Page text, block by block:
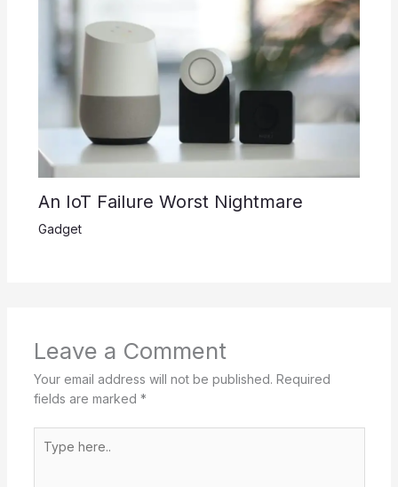
An IoT Failure Worst Nightmare
Gadget
Leave a Comment
Your email address will not be published. Required
fields are marked *
here..